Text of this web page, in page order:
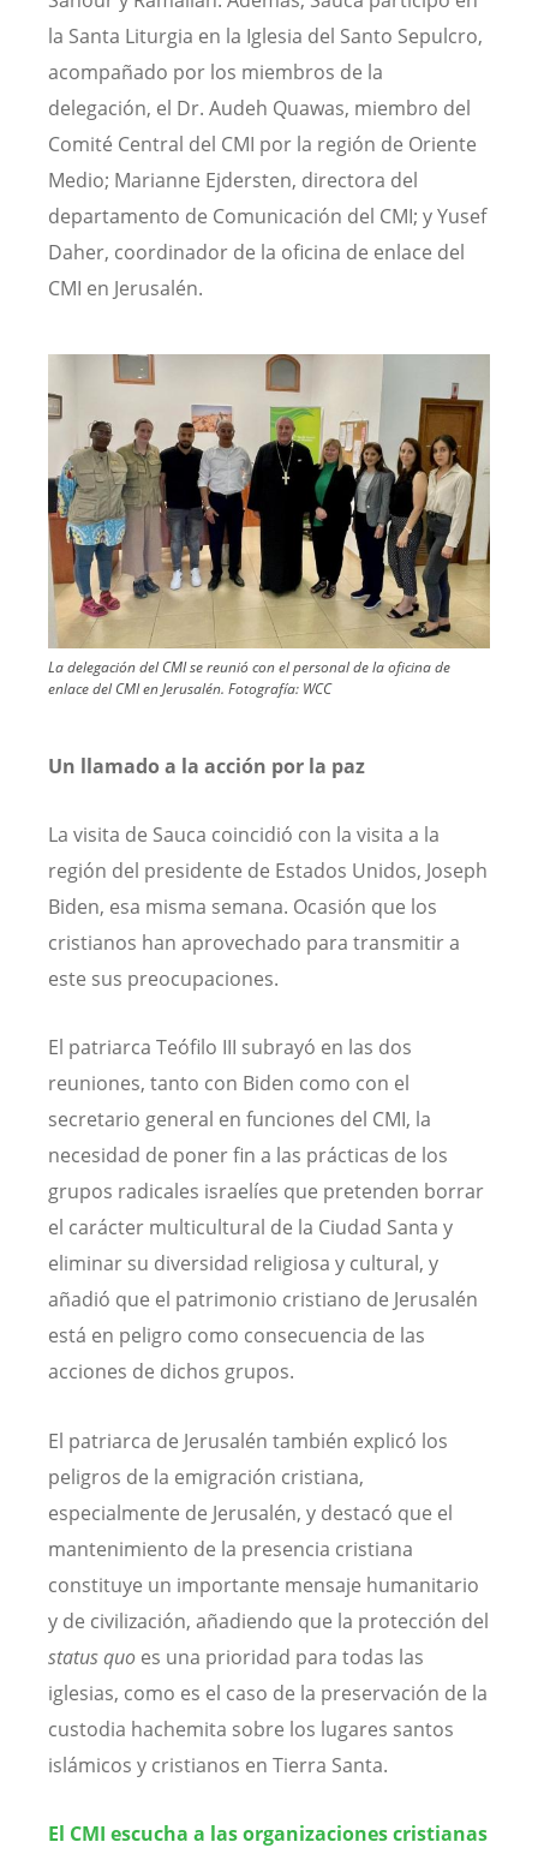
la Santa Liturgia en la Iglesia del Santo Sepulcro,
acompañado por los miembros de la
delegación, el Dr. Audeh Quawas, miembro del
Comité Central del CMI por la región de Oriente
Medio; Marianne Ejdersten, directora del
departamento de Comunicación del CMI; y Yusef
Daher, coordinador de la oficina de enlace del
CMI en Jerusalén.
La delegación del CMI se reunió con el personal de la oficina de
enlace del CMI en Jerusalén. Fotografía: WCC
Un llamado a la acción por la paz
La visita de Sauca coincidió con la visita a la
región del presidente de Estados Unidos, Joseph
Biden, esa misma semana. Ocasión que los
cristianos han aprovechado para transmitir a
este sus preocupaciones.
El patriarca Teófilo III subrayó en las dos
reuniones, tanto con Biden como con el
secretario general en funciones del CMI, la
necesidad de poner fin a las prácticas de los
grupos radicales israelíes que pretenden borrar
el carácter multicultural de la Ciudad Santa y
eliminar su diversidad religiosa y cultural, y
añadió que el patrimonio cristiano de Jerusalén
está en peligro como consecuencia de las
acciones de dichos grupos.
El patriarca de Jerusalén también explicó los
peligros de la emigración cristiana,
especialmente de Jerusalén, y destacó que el
mantenimiento de la presencia cristiana
constituye un importante mensaje humanitario
y de civilización, añadiendo que la protección del
status quo es una prioridad para todas las
iglesias, como es el caso de la preservación de la
custodia hachemita sobre los lugares santos
islámicos y cristianos en Tierra Santa.
El CMI escucha a las organizaciones cristianas